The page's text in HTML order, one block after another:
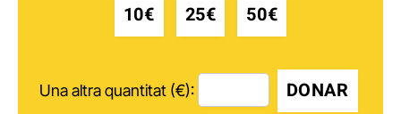
10€ 25€ 50€
Una altra quantitat (€): DONAR